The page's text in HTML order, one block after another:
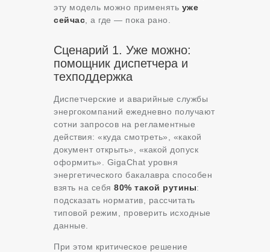
эту модель можно применять уже
сейчас , а где — пока рано.
Сценарий 1. Уже можно:
помощник диспетчера и
техподдержка
Диспетчерские и аварийные службы
энергокомпаний ежедневно получают
сотни запросов на регламентные
действия: «куда смотреть», «какой
документ открыть», «какой допуск
оформить». GigaChat уровня
энергетического бакалавра способен
взять на себя 80% такой рутины:
подсказать норматив, рассчитать
типовой режим, проверить исходные
данные.
При этом критическое решение